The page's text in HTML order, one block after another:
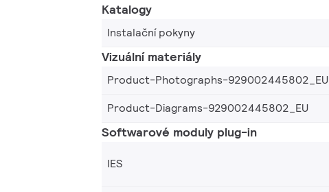
Katalogy
Instalační pokyny
Vizuální materiály
Product-Photographs-929002445802_EU
Product-Diagrams-929002445802_EU
Softwarové moduly plug-in
IES